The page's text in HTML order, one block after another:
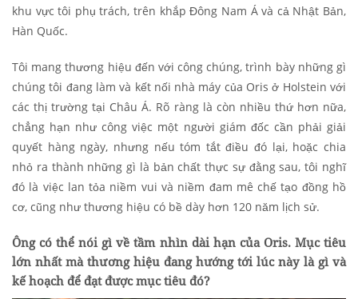
khu vực tôi phụ trách, trên khắp Đông Nam Á và cả Nhật Bản,
Hàn Quốc.
Tôi mang thương hiệu đến với công chúng, trình bày những gì
chúng tôi đang làm và kết nối nhà máy của Oris ở Holstein với
các thị trường tại Châu Á. Rõ ràng là còn nhiều thứ hơn nữa,
chẳng hạn như công việc một người giám đốc cần phải giải
quyết hàng ngày, nhưng nếu tóm tắt điều đó lại, hoặc chia
nhỏ ra thành những gì là bản chất thực sự đằng sau, tôi nghĩ
đó là việc lan tỏa niềm vui và niềm đam mê chế tạo đồng hồ
cơ, cũng như thương hiệu có bề dày hơn 120 năm lịch sử.
Ông có thể nói gì về tầm nhìn dài hạn của Oris. Mục tiêu
lớn nhất mà thương hiệu đang hướng tới lúc này là gì và
kế hoạch để đạt được mục tiêu đó?